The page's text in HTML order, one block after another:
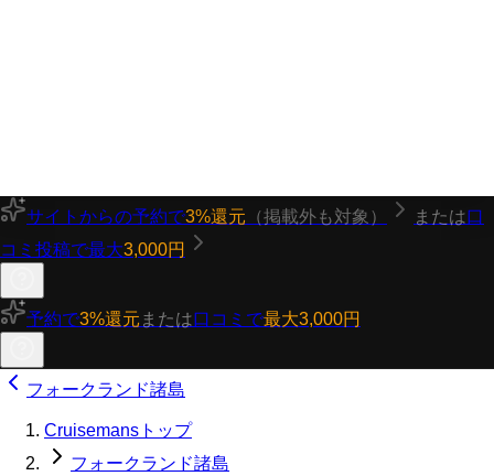
サイトからの予約で3%還元 （掲載外も対象） または口
コミ投稿で最大3,000円
予約で3%還元 または口コミで最大3,000円
フォークランド諸島
Cruisemansトップ
フォークランド諸島